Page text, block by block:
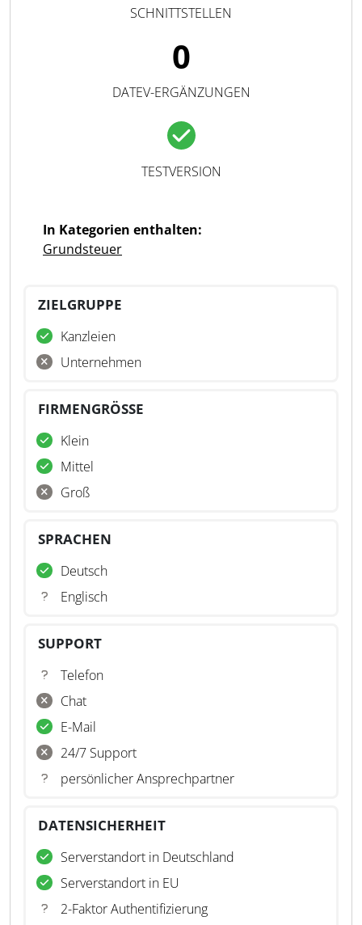
SCHNITTSTELLEN
0
DATEV-ERGÄNZUNGEN
TESTVERSION
In Kategorien enthalten:
Grundsteuer
ZIELGRUPPE
Kanzleien
Unternehmen
FIRMENGRÖSSE
Klein
Mittel
Groß
SPRACHEN
Deutsch
Englisch
SUPPORT
Telefon
Chat
E-Mail
24/7 Support
persönlicher Ansprechpartner
DATENSICHERHEIT
Serverstandort in Deutschland
Serverstandort in EU
2-Faktor Authentifizierung